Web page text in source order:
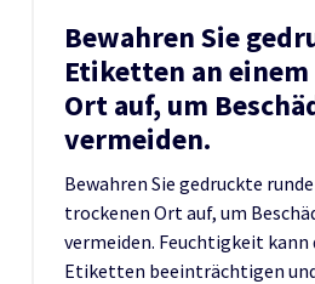
Bewahren Sie
Etiketten an
Ort auf, um
vermeiden.
Bewahren Sie gedruckte
trockenen Ort auf, um
vermeiden. Feuchtigkeit
Etiketten beeinträchtigen